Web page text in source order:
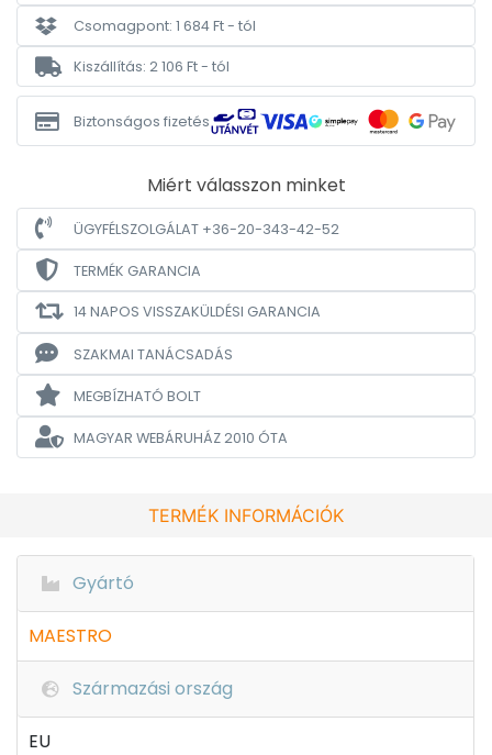
Csomagpont: 1 684 Ft - tól
Kiszállítás: 2 106 Ft - tól
Biztonságos fizetés
Miért válasszon minket
ÜGYFÉLSZOLGÁLAT +36-20-343-42-52
TERMÉK GARANCIA
14 NAPOS VISSZAKÜLDÉSI GARANCIA
SZAKMAI TANÁCSADÁS
MEGBÍZHATÓ BOLT
MAGYAR WEBÁRUHÁZ2010 ÓTA
TERMÉK INFORMÁCIÓK
Gyártó
MAESTRO
Származási ország
EU